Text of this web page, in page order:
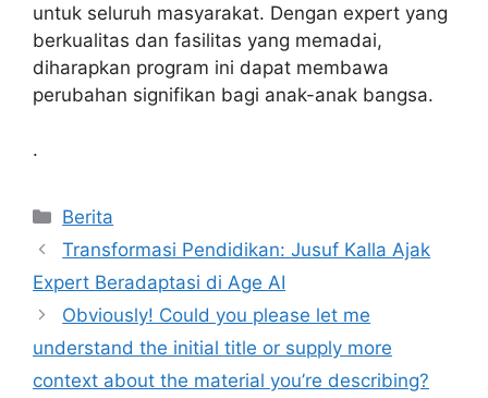
untuk seluruh masyarakat. Dengan expert yang
berkualitas dan fasilitas yang memadai,
diharapkan program ini dapat membawa
perubahan signifikan bagi anak-anak bangsa.
.
Kategori
Berita
Transformasi Pendidikan: Jusuf Kalla Ajak
Expert Beradaptasi di Age AI
Obviously! Could you please let me
understand the initial title or supply more
context about the material you’re describing?